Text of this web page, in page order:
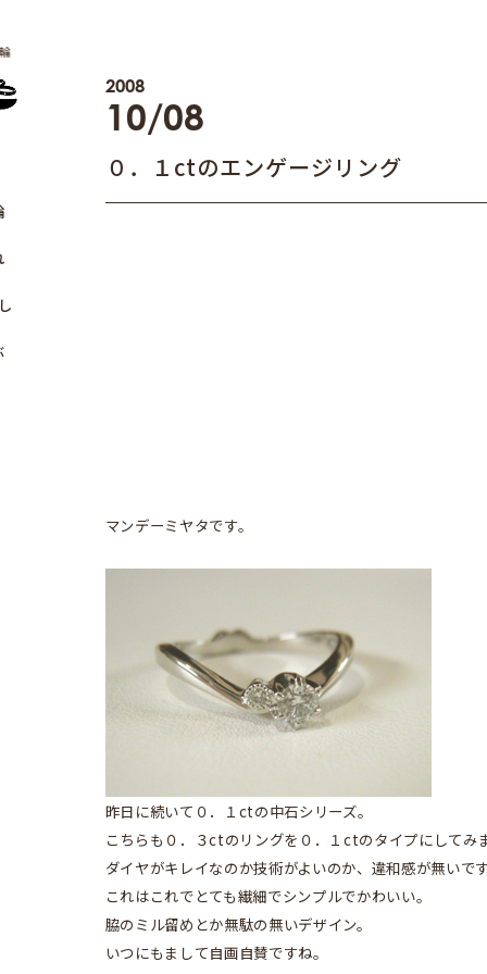
０．１ctのエンゲージリング
2008
10/08
マンデーミヤタです。
昨日に続いて０．１ctの中石シリーズ。
こちらも０．３ctのリングを０．１ctのタイプにしてみ
ダイヤがキレイなのか技術がよいのか、違和感が無いです
これはこれでとても繊細でシンプルでかわいい。
脇のミル留めとか無駄の無いデザイン。
いつにもまして自画自賛ですね。